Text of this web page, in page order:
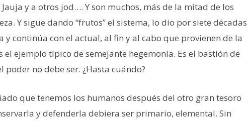
y a otros jod…. Y son muchos, más de la mitad de los
Y sigue dando “frutos” el sistema, lo dio por siete décadas
continúa con el actual, al fin y al cabo que provienen de la
el ejemplo típico de semejante hegemonía. Es el bastión de
no debe ser. ¿Hasta cuándo?
que tenemos los humanos después del otro gran tesoro
y defenderla debiera ser primario, elemental. Sin